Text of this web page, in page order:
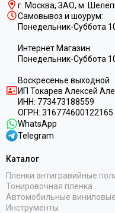
г. Москва, ЗАО, м.
Самовывоз и шоурум:
Понедельник-Суббота
Интернет Магазин:
Понедельник-Суббота
Воскресенье выходной
ИП Токарев Алексей
ИНН: 773473188559
ОГРН: 316774600122165
WhatsApp
Telegram
Каталог
Пленки антигравийные
Тонировочная пленка
Автомобильные
Инструменты